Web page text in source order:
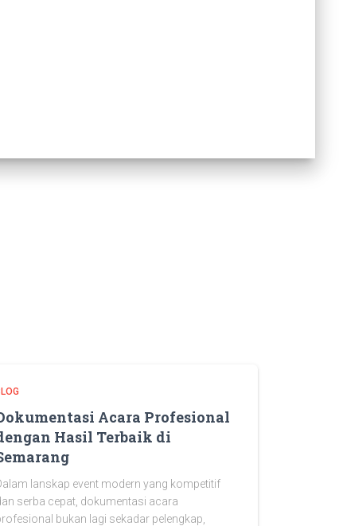
Acara Profesional
Hasil Terbaik di
lanskap event modern yang kompetitif
serba cepat, dokumentasi acara
bukan lagi sekadar pelengkap,